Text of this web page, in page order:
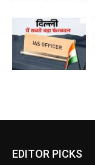
EDITOR PICKS